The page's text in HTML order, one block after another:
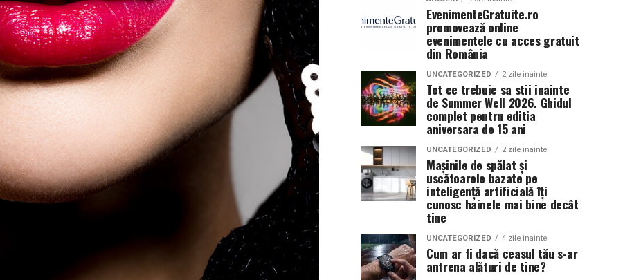
EvenimenteGratuite.ro
promovează online
evenimentele cu acces gratuit
din România
UNCATEGORIZED 2 zile inainte
Tot ce trebuie sa stii inainte
de Summer Well 2026. Ghidul
complet pentru editia
aniversara de 15 ani
UNCATEGORIZED 2 zile inainte
Mașinile de spălat și
uscătoarele bazate pe
inteligență artificială îți
cunosc hainele mai bine decât
tine
UNCATEGORIZED 4 zile inainte
Cum ar fi dacă ceasul tău s-ar
antrena alături de tine?